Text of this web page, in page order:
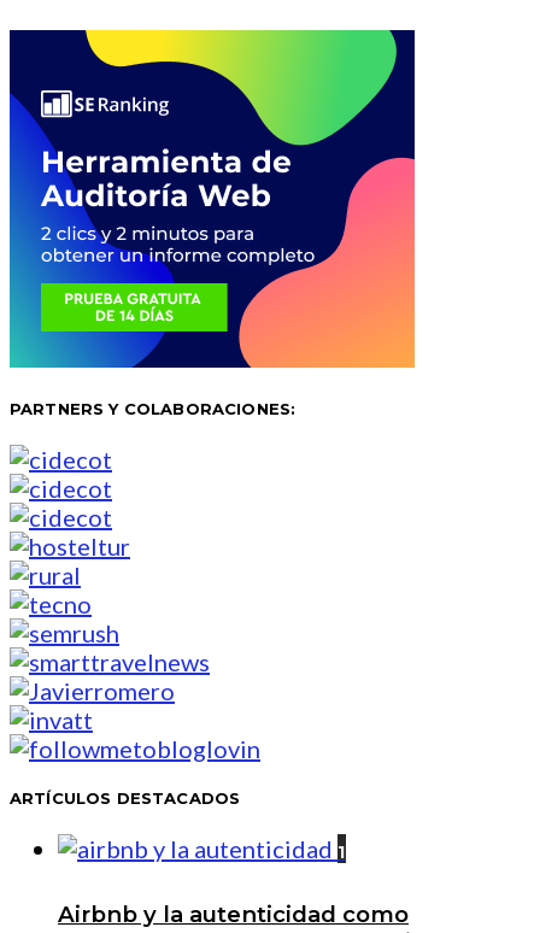
PARTNERS Y COLABORACIONES:
ARTÍCULOS DESTACADOS
1
Airbnb y la autenticidad como